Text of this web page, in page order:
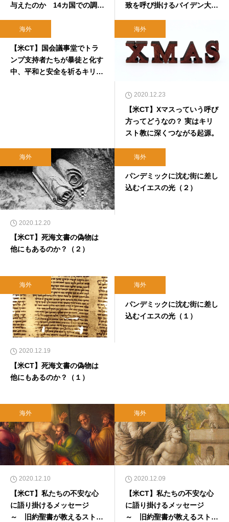
与えたのか 14カ国での調査
致を呼び掛けるバイデン大統
海外
2021.01.08
【米CT】国会議事堂でトラ
ンプ支持者たちが暴徒と化す
中、平和と安全を祈るキリス
海外
2020.12.23
【米CT】Xマスっていう呼び
方ってどうなの？ 実はキリ
スト教に深くつながる起源。
海外
2020.12.20
【米CT】死海文書の偽物は
他にもあるのか？（２）
海外
2020.12.19
パンデミックに沈む街に差し
込むイエスの光（２）
海外
2020.12.19
【米CT】死海文書の偽物は
他にもあるのか？（１）
海外
2020.12.18
パンデミックに沈む街に差し
込むイエスの光（１）
海外
2020.12.10
【米CT】私たちの不安な心
に語り掛けるメッセージ
～ 旧約聖書が教えるストレ
海外
2020.12.09
【米CT】私たちの不安な心
に語り掛けるメッセージ
～ 旧約聖書が教えるストレ